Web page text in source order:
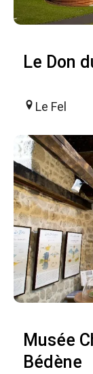
Le Don
Le Fel
Musée
Bédène